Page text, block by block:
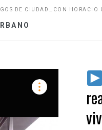
DE CIUDAD…CON HORACIO